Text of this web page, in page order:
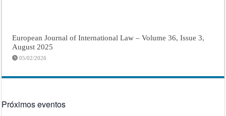
European Journal of International Law – Volume 36, Issue 3,
August 2025
05/02/2026
Próximos eventos